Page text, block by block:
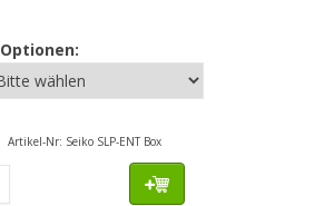
Optionen:
Artikel-Nr: Seiko SLP-ENT Box